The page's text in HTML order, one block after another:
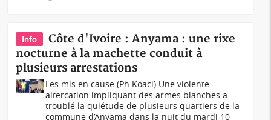
Info
Côte d'Ivoire : Anyama : une rixe
nocturne à la machette conduit à
plusieurs arrestations
Les mis en cause (Ph Koaci) Une violente
altercation impliquant des armes blanches a
troublé la quiétude de plusieurs quartiers de la
commune d’Anyama dans la nuit du mardi 10